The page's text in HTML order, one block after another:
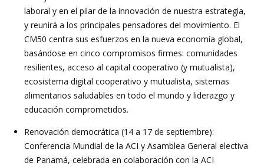
laboral y en el pilar de la innovación de nuestra estrategia,
y reunirá a los principales pensadores del movimiento. El
CM50 centra sus esfuerzos en la nueva economía global,
basándose en cinco compromisos firmes: comunidades
resilientes, acceso al capital cooperativo (y mutualista),
ecosistema digital cooperativo y mutualista, sistemas
alimentarios saludables en todo el mundo y liderazgo y
educación comprometidos.
Renovación democrática (14 a 17 de septiembre):
Conferencia Mundial de la ACI y Asamblea General electiva
de Panamá, celebrada en colaboración con la ACI